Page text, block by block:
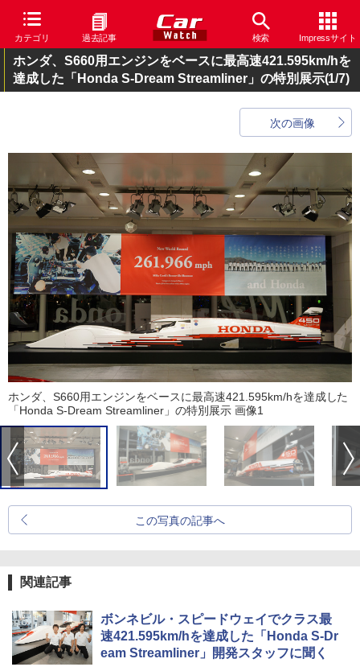
カテゴリ 過去記事 検索 Impressサイト
ホンダ、S660用エンジンをベースに最高速421.595km/hを
達成した「Honda S-Dream Streamliner」の特別展示(1/7)
次の画像
ホンダ、S660用エンジンをベースに最高速421.595km/hを達成した
「Honda S-Dream Streamliner」の特別展示 画像1
この写真の記事へ
関連記事
ボンネビル・スピードウェイでクラス最
速421.595km/hを達成した「Honda S-Dr
eam Streamliner」開発スタッフに聞く